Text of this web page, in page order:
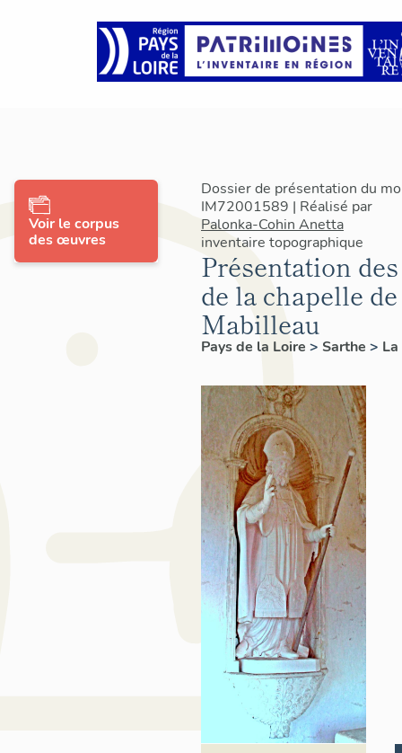
Dossier de présentation du
IM72001589 | Réalisé par
Palonka-Cohin Anetta
inventaire topographique
Présentation
de la chapelle
Mabilleau
Pays de la Loire > Sarthe >
Voir le corpus
des œuvres